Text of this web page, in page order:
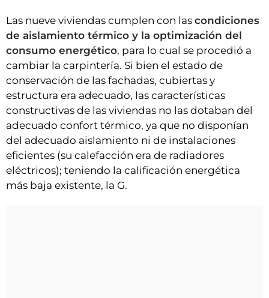
Las nueve viviendas cumplen con las condiciones
de aislamiento térmico y la optimización del
consumo energético, para lo cual se procedió a
cambiar la carpintería. Si bien el estado de
conservación de las fachadas, cubiertas y
estructura era adecuado, las características
constructivas de las viviendas no las dotaban del
adecuado confort térmico, ya que no disponían
del adecuado aislamiento ni de instalaciones
eficientes (su calefacción era de radiadores
eléctricos); teniendo la calificación energética
más baja existente, la G.